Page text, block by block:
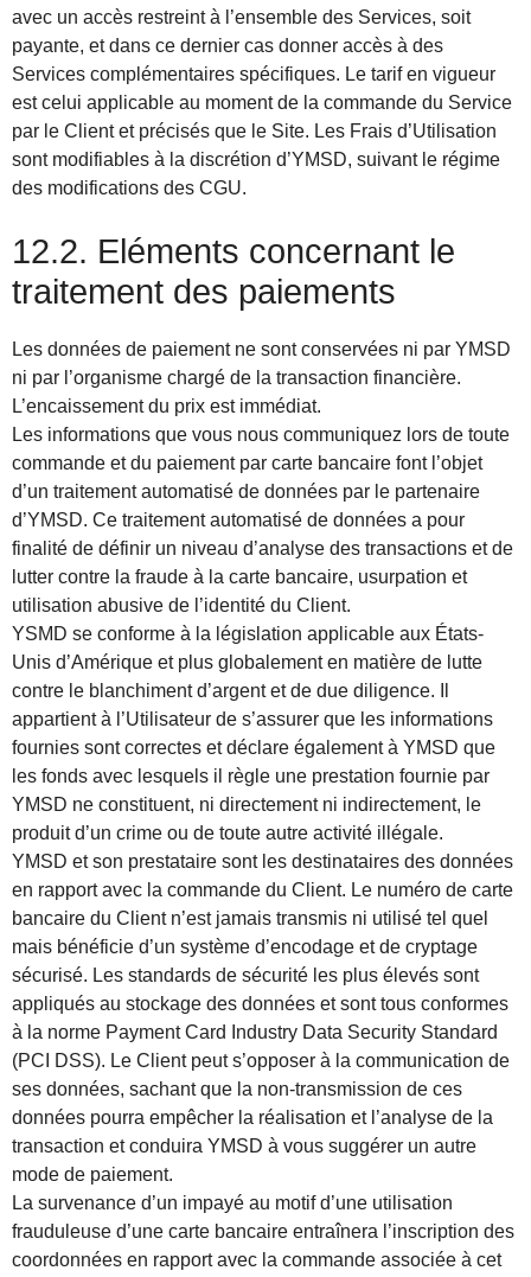
avec un accès restreint à l’ensemble des Services, soit
payante, et dans ce dernier cas donner accès à des
Services complémentaires spécifiques. Le tarif en vigueur
est celui applicable au moment de la commande du Service
par le Client et précisés que le Site. Les Frais d’Utilisation
sont modifiables à la discrétion d’YMSD, suivant le régime
des modifications des CGU.
12.2. Eléments concernant le
traitement des paiements
Les données de paiement ne sont conservées ni par YMSD
ni par l’organisme chargé de la transaction financière.
L’encaissement du prix est immédiat.
Les informations que vous nous communiquez lors de toute
commande et du paiement par carte bancaire font l’objet
d’un traitement automatisé de données par le partenaire
d’YMSD. Ce traitement automatisé de données a pour
finalité de définir un niveau d’analyse des transactions et de
lutter contre la fraude à la carte bancaire, usurpation et
utilisation abusive de l’identité du Client.
YSMD se conforme à la législation applicable aux États-
Unis d’Amérique et plus globalement en matière de lutte
contre le blanchiment d’argent et de due diligence. Il
appartient à l’Utilisateur de s’assurer que les informations
fournies sont correctes et déclare également à YMSD que
les fonds avec lesquels il règle une prestation fournie par
YMSD ne constituent, ni directement ni indirectement, le
produit d’un crime ou de toute autre activité illégale.
YMSD et son prestataire sont les destinataires des données
en rapport avec la commande du Client. Le numéro de carte
bancaire du Client n’est jamais transmis ni utilisé tel quel
mais bénéficie d’un système d’encodage et de cryptage
sécurisé. Les standards de sécurité les plus élevés sont
appliqués au stockage des données et sont tous conformes
à la norme Payment Card Industry Data Security Standard
(PCI DSS). Le Client peut s’opposer à la communication de
ses données, sachant que la non-transmission de ces
données pourra empêcher la réalisation et l’analyse de la
transaction et conduira YMSD à vous suggérer un autre
mode de paiement.
La survenance d’un impayé au motif d’une utilisation
frauduleuse d’une carte bancaire entraînera l’inscription des
coordonnées en rapport avec la commande associée à cet